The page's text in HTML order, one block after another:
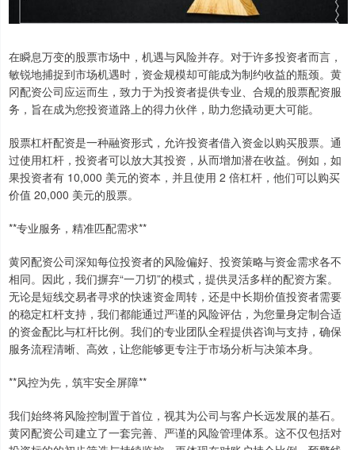
在瞬息万变的股票市场中，机遇与风险并存。对于许多投资者而言，
敏锐地捕捉到市场机遇时，资金规模却可能成为制约收益的瓶颈。黄
冈配资公司应运而生，致力于为投资者提供专业、合规的股票配资服
务，旨在成为您投资道路上的得力伙伴，助力您撬动更大可能。
股票杠杆配资是一种融资形式，允许投资者借入资金以购买股票。通
过使用杠杆，投资者可以放大其投资，从而增加潜在收益。例如，如
果投资者有 10,000 美元的资本，并且使用 2 倍杠杆，他们可以购买
价值 20,000 美元的股票。
**专业服务，精准匹配需求**
黄冈配资公司深知每位投资者的风险偏好、投资策略与资金需求各不
相同。因此，我们摒弃“一刀切”的模式，提供灵活多样的配资方案。
无论是短线交易者寻求的快速资金周转，还是中长期价值投资者需要
的稳定杠杆支持，我们都能通过严谨的风险评估，为您量身定制合适
的资金配比与杠杆比例。我们的专业团队全程提供咨询与支持，确保
服务流程清晰、高效，让您能够更专注于市场分析与决策本身。
**风控为先，筑牢安全屏障**
我们始终将风险控制置于首位，视其为公司与客户长远发展的基石。
黄冈配资公司建立了一套完善、严谨的风险管理体系。这不仅包括对